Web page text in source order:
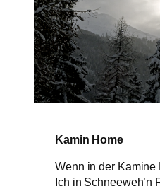
Kamin Home
Wenn in der Kamine
Ich in Schneeweh’n